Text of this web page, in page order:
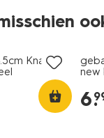
Knap
new
6.